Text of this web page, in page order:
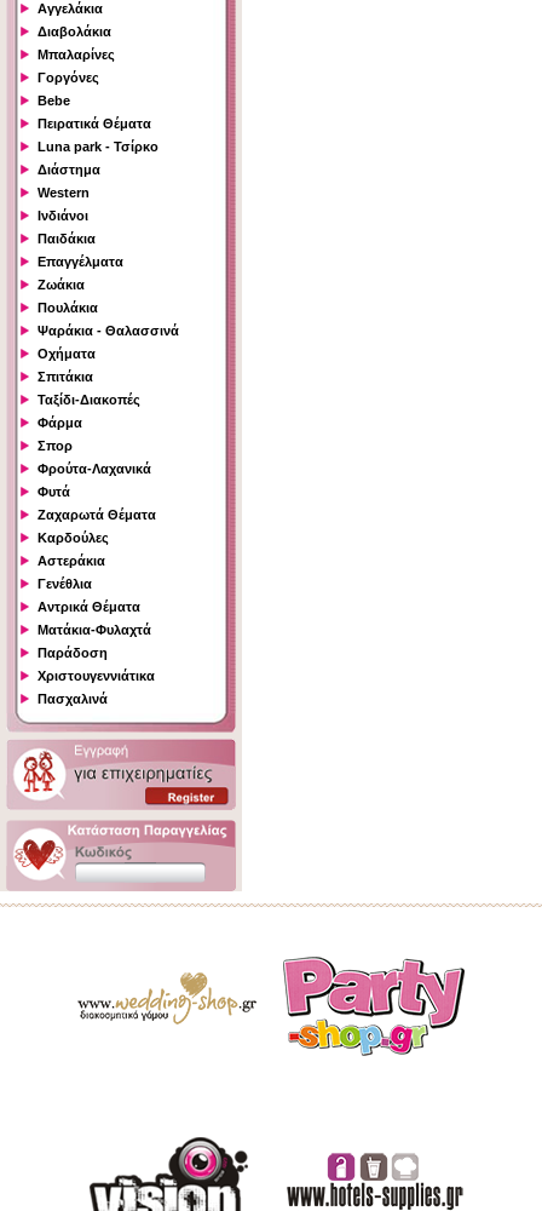
Αγγελάκια
Διαβολάκια
Μπαλαρίνες
Γοργόνες
Bebe
Πειρατικά Θέματα
Luna park - Τσίρκο
Διάστημα
Western
Ινδιάνοι
Παιδάκια
Επαγγέλματα
Ζωάκια
Πουλάκια
Ψαράκια - Θαλασσινά
Οχήματα
Σπιτάκια
Ταξίδι-Διακοπές
Φάρμα
Σπορ
Φρούτα-Λαχανικά
Φυτά
Ζαχαρωτά Θέματα
Καρδούλες
Αστεράκια
Γενέθλια
Αντρικά Θέματα
Ματάκια-Φυλαχτά
Παράδοση
Χριστουγεννιάτικα
Πασχαλινά